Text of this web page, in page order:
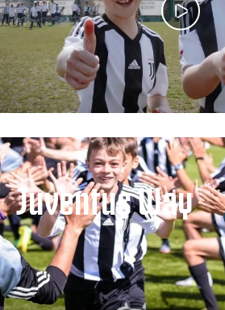
Juventus Way